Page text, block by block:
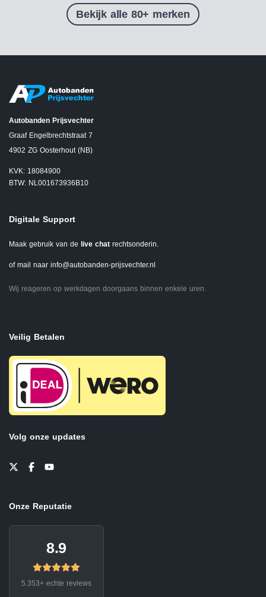
Bekijk alle 80+ merken
Autobanden Prijsvechter
Graaf Engelbrechtstraat 7
4902 ZG Oosterhout (NB)
KVK: 18084900
BTW: NL001673936B10
Digitale Support
Maak gebruik van de live chat rechtsonderin.
of mail naar info@autobanden-prijsvechter.nl
Wij reageren op werkdagen doorgaans binnen enkele uren.
Veilig Betalen
Volg onze updates
Onze Reputatie
8.9
5.353+ echte reviews